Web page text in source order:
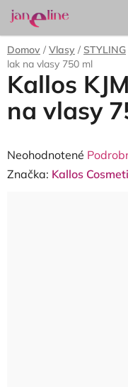
Prejsť
na
obsah
Domov / Vlasy / STYLING
lak na vlasy 750 ml
Kallos
na vlasy
Priemerné
hodnotenie
Neohodnotené
Značka: Kallos